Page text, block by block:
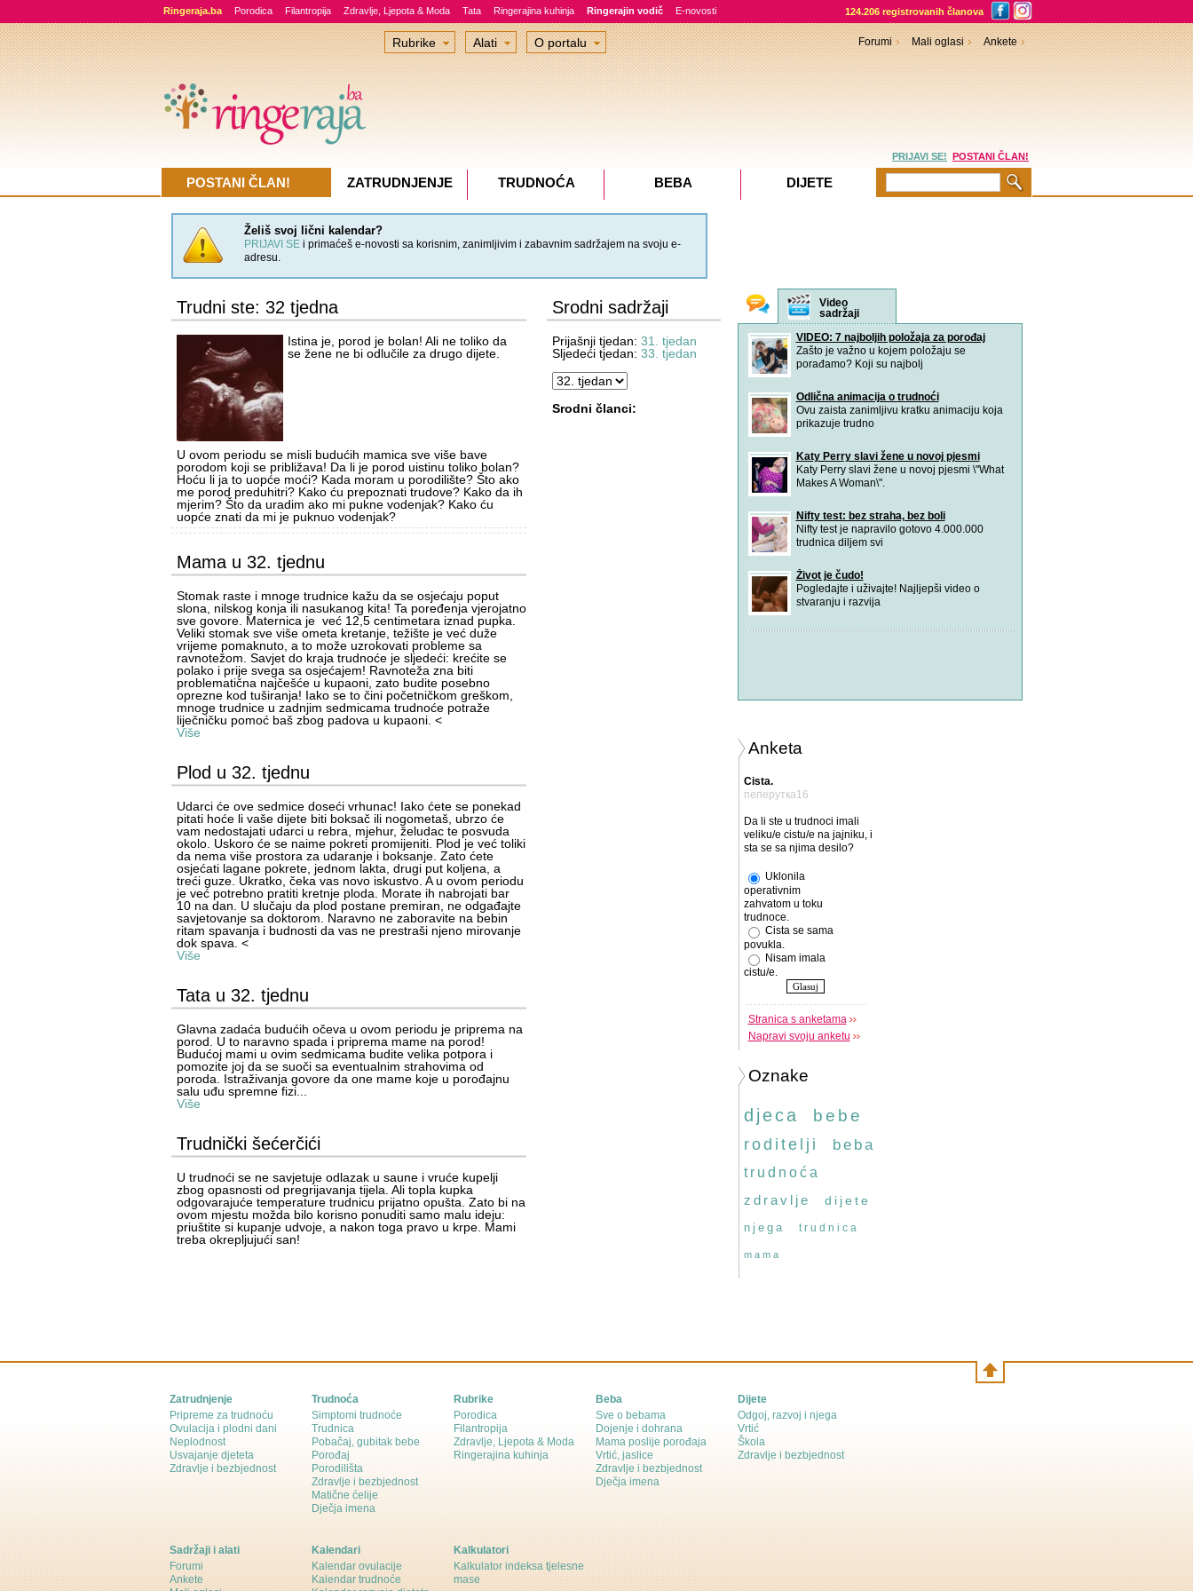
Ringeraja.ba Porodica Filantropija Zdravlje, Ljepota & Moda Tata Ringerajina kuhinja Ringerajin vodič E-novosti 124.206 registrovanih članova
Želiš svoj lični kalendar?
PRIJAVI SEi primaćeš e-novosti sa korisnim, zanimljivim i zabavnim sadržajem na svoju e-
adresu.
Trudni ste: 32 tjedna
Istina je, porod je bolan! Ali ne toliko da
se žene ne bi odlučile za drugo dijete.
U ovom periodu se misli budućih mamica sve više bave
porodom koji se približava! Da li je porod uistinu toliko bolan?
Hoću li ja to uopće moći? Kada moram u porodilište? Što ako
me porod preduhitri? Kako ću prepoznati trudove? Kako da ih
mjerim? Što da uradim ako mi pukne vodenjak? Kako ću
uopće znati da mi je puknuo vodenjak?
Mama u 32. tjednu
Stomak raste i mnoge trudnice kažu da se osjećaju poput
slona, nilskog konja ili nasukanog kita! Ta poređenja vjerojatno
sve govore. Maternica je već 12,5 centimetara iznad pupka.
Veliki stomak sve više ometa kretanje, težište je već duže
vrijeme pomaknuto, a to može uzrokovati probleme sa
ravnotežom. Savjet do kraja trudnoće je sljedeći: krećite se
polako i prije svega sa osjećajem! Ravnoteža zna biti
problematična najčešće u kupaoni, zato budite posebno
oprezne kod tuširanja! Iako se to čini početničkom greškom,
mnoge trudnice u zadnjim sedmicama trudnoće potraže
liječničku pomoć baš zbog padova u kupaoni. <
Više
Plod u 32. tjednu
Udarci će ove sedmice doseći vrhunac! Iako ćete se ponekad
pitati hoće li vaše dijete biti boksač ili nogometaš, ubrzo će
vam nedostajati udarci u rebra, mjehur, želudac te posvuda
okolo. Uskoro će se naime pokreti promijeniti. Plod je već toliki
da nema više prostora za udaranje i boksanje. Zato ćete
osjećati lagane pokrete, jednom lakta, drugi put koljena, a
treći guze. Ukratko, čeka vas novo iskustvo. A u ovom periodu
je već potrebno pratiti kretnje ploda. Morate ih nabrojati bar
10 na dan. U slučaju da plod postane premiran, ne odgađajte
savjetovanje sa doktorom. Naravno ne zaboravite na bebin
ritam spavanja i budnosti da vas ne prestraši njeno mirovanje
dok spava. <
Više
Tata u 32. tjednu
Glavna zadaća budućih očeva u ovom periodu je priprema na
porod. U to naravno spada i priprema mame na porod!
Budućoj mami u ovim sedmicama budite velika potpora i
pomozite joj da se suoči sa eventualnim strahovima od
poroda. Istraživanja govore da one mame koje u porođajnu
salu uđu spremne fizi...
Više
Trudnički šećerčići
U trudnoći se ne savjetuje odlazak u saune i vruće kupelji
zbog opasnosti od pregrijavanja tijela. Ali topla kupka
odgovarajuće temperature trudnicu prijatno opušta. Zato bi na
ovom mjestu možda bilo korisno ponuditi samo malu ideju:
priuštite si kupanje udvoje, a nakon toga pravo u krpe. Mami
treba okrepljujući san!
Srodni sadržaji
Prijašnji tjedan: 31. tjedan
Sljedeći tjedan: 33. tjedan
Srodni članci:
Forumi
Video
sadržaji
ex3hindu 09:21
na temibusiness pages
na temiRE: Dr Sanjin Dekovic
Promijenjene rasprave
Svi forumi
VIDEO: 7 najboljih položaja za porođaj
Zašto je važno u kojem položaju se
porađamo? Koji su najbolj
Odlična animacija o trudnoći
Ovu zaista zanimljivu kratku animaciju koja
prikazuje trudno
Katy Perry slavi žene u novoj pjesmi
Katy Perry slavi žene u novoj pjesmi \"What
Makes A Woman\".
Nifty test: bez straha, bez boli
Nifty test je napravilo gotovo 4.000.000
trudnica diljem svi
Život je čudo!
Pogledajte i uživajte! Najljepši video o
stvaranju i razvija
Anketa
Cista.
пеперутка16
Da li ste u trudnoci imali
veliku/e cistu/e na jajniku, i
sta se sa njima desilo?
Uklonila
operativnim
zahvatom u toku
trudnoce.
Cista se sama
povukla.
Nisam imala
cistu/e.
Stranica s anketama
Napravi svoju anketu
Oznake
djeca bebe
roditelji beba
trudnoća
zdravlje
dijete
njega trudnica
mama
Rubrike Alati O portalu Forumi Mali oglasi Ankete
PRIJAVI SE! POSTANI ČLAN!
POSTANI ČLAN! ZATRUDNJENJE TRUDNOĆA BEBA DIJETE
Zatrudnjenje
Pripreme za trudnoću
Ovulacija i plodni dani
Neplodnost
Usvajanje djeteta
Zdravlje i bezbjednost
Trudnoća
Simptomi trudnoće
Trudnica
Pobačaj, gubitak bebe
Porođaj
Porodilišta
Zdravlje i bezbjednost
Matične ćelije
Dječja imena
Rubrike
Porodica
Filantropija
Zdravlje, Ljepota & Moda
Ringerajina kuhinja
Beba
Sve o bebama
Dojenje i dohrana
Mama poslije porođaja
Vrtić, jaslice
Zdravlje i bezbjednost
Dječja imena
Dijete
Odgoj, razvoj i njega
Vrtić
Škola
Zdravlje i bezbjednost
Sadržaji i alati
Forumi
Ankete
Kalendari
Kalendar ovulacije
Kalendar trudnoće
Kalkulatori
Kalkulator indeksa tjelesne
mase